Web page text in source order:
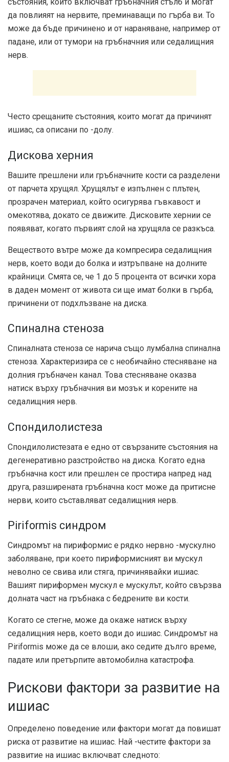
състояния, които включват гръбначния стълб и могат
да повлияят на нервите, преминаващи по гърба ви. То
може да бъде причинено и от нараняване, например от
падане, или от тумори на гръбначния или седалищния
нерв.
Често срещаните състояния, които могат да причинят
ишиас, са описани по -долу.
Дискова херния
Вашите прешлени или гръбначните кости са разделени
от парчета хрущял. Хрущялът е изпълнен с плътен,
прозрачен материал, който осигурява гъвкавост и
омекотява, докато се движите. Дисковите хернии се
появяват, когато първият слой на хрущяла се разкъса.
Веществото вътре може да компресира седалищния
нерв, което води до болка и изтръпване на долните
крайници. Смята се, че 1 до 5 процента от всички хора
в даден момент от живота си ще имат болки в гърба,
причинени от подхлъзване на диска.
Спинална стеноза
Спиналната стеноза се нарича също лумбална спинална
стеноза. Характеризира се с необичайно стесняване на
долния гръбначен канал. Това стесняване оказва
натиск върху гръбначния ви мозък и корените на
седалищния нерв.
Спондилолистеза
Спондилолистезата е едно от свързаните състояния на
дегенеративно разстройство на диска. Когато една
гръбначна кост или прешлен се простира напред над
друга, разширената гръбначна кост може да притисне
нерви, които съставляват седалищния нерв.
Piriformis синдром
Синдромът на пириформис е рядко нервно -мускулно
заболяване, при което пириформисният ви мускул
неволно се свива или стяга, причинявайки ишиас.
Вашият пириформен мускул е мускулът, който свързва
долната част на гръбнака с бедрените ви кости.
Когато се стегне, може да окаже натиск върху
седалищния нерв, което води до ишиас. Синдромът на
Piriformis може да се влоши, ако седите дълго време,
падате или претърпите автомобилна катастрофа.
Рискови фактори за развитие на
ишиас
Определено поведение или фактори могат да повишат
риска от развитие на ишиас. Най -честите фактори за
развитие на ишиас включват следното: